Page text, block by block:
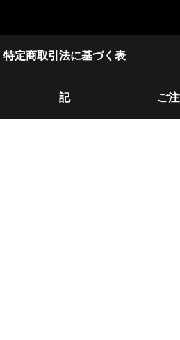
特定商取引法に基づく表
記 ご